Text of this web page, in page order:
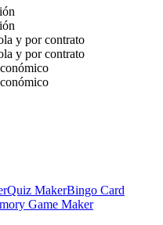
y por contrato
y por contrato
Quiz MakerBingo Card
Game Maker